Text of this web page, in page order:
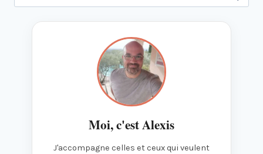
Moi, c'est Alexis
J'accompagne celles et ceux qui veulent